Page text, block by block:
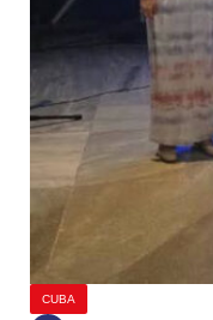
CUBA